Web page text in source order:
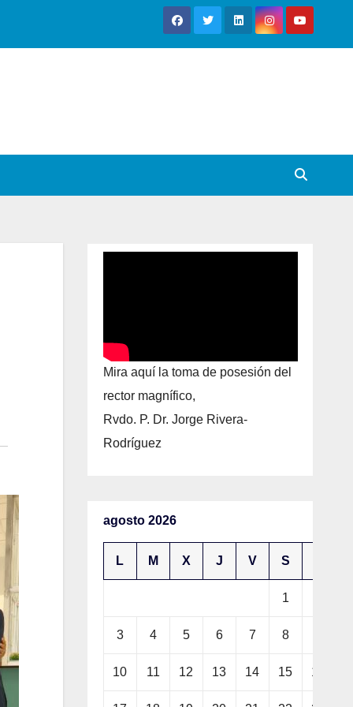
Mira aquí la toma de posesión del
rector magnífico,
Rvdo. P. Dr. Jorge Rivera-
Rodríguez
agosto 2026
L M X J V S
1
3 4 5 6 7 8
10 11 12 13 14 15 16